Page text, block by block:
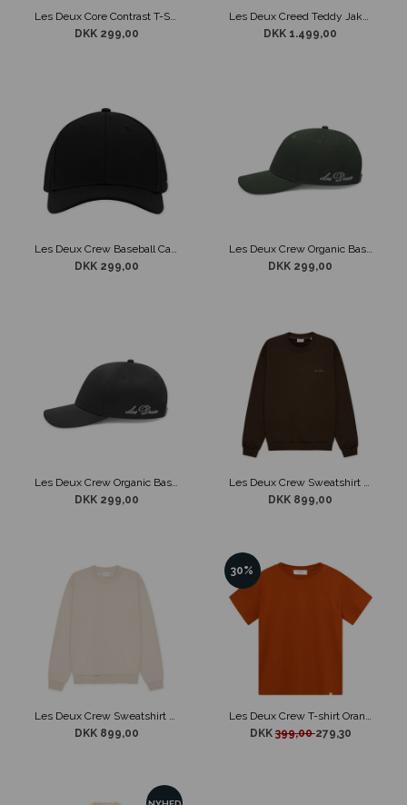
DKK 299,00
DKK 1.499,00
Les Deux Crew Baseball Cap Sort
DKK 299,00
Les Deux Crew Organic Baseball Cap Mørke Grøn
DKK 299,00
Les Deux Crew Organic Baseball Cap Sort
DKK 299,00
Les Deux Crew Sweatshirt Brun
DKK 899,00
DKK 899,00
30%
DKK399,00279,30